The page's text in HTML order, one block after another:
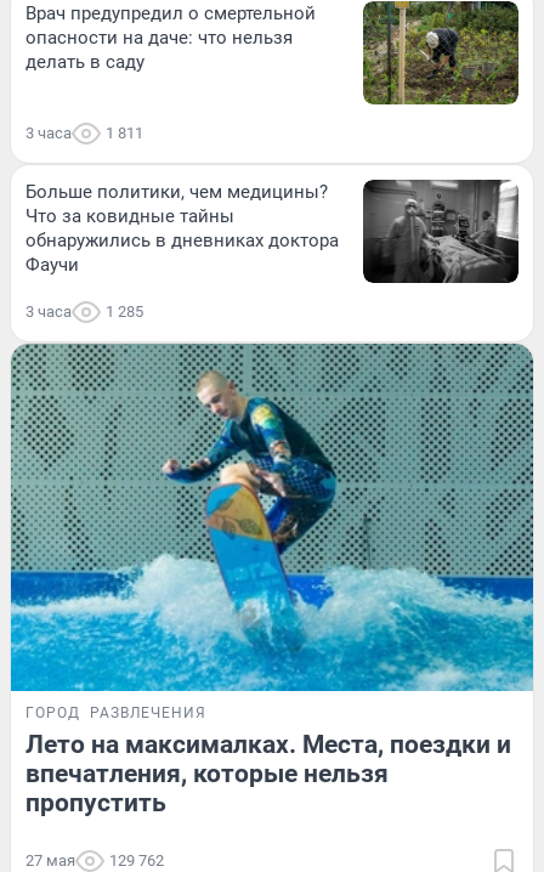
Врач предупредил о смертельной
опасности на даче: что нельзя
делать в саду
3 часа 1 811
Больше политики, чем медицины?
Что за ковидные тайны
обнаружились в дневниках доктора
Фаучи
3 часа 1 285
ГОРОД РАЗВЛЕЧЕНИЯ
Лето на максималках. Места, поездки и
впечатления, которые нельзя
пропустить
27 мая 129 762